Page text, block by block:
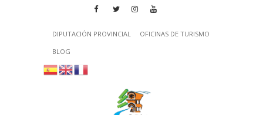
DIPUTACIÓN PROVINCIAL
OFICINAS DE TURISMO
BLOG